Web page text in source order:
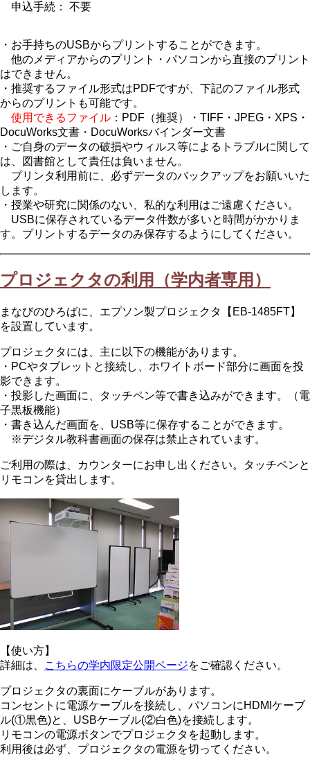
申込手続： 不要
・お手持ちのUSBからプリントすることができます。
他のメディアからのプリント・パソコンから直接のプリント
はできません。
・推奨するファイル形式はPDFですが、下記のファイル形式
からのプリントも可能です。
使用できるファイル ：PDF（推奨）・TIFF・JPEG・XPS・
DocuWorks文書・DocuWorksバインダー文書
・ご自身のデータの破損やウィルス等によるトラブルに関して
は、図書館として責任は負いません。
プリンタ利用前に、必ずデータのバックアップをお願いいた
します。
・授業や研究に関係のない、私的な利用はご遠慮ください。
USBに保存されているデータ件数が多いと時間がかかりま
す。プリントするデータのみ保存するようにしてください。
プロジェクタの利用（学内者専用）
まなびのひろばに、エプソン製プロジェクタ【EB-1485FT】
を設置しています。
プロジェクタには、主に以下の機能があります。
・PCやタブレットと接続し、ホワイトボード部分に画面を投
影できます。
・投影した画面に、タッチペン等で書き込みができます。（電
子黒板機能）
・書き込んだ画面を、USB等に保存することができます。
※デジタル教科書画面の保存は禁止されています。
ご利用の際は、カウンターにお申し出ください。タッチペンと
リモコンを貸出します。
【使い方】
詳細は、
こちらの学内限定公開ページをご確認ください。
プロジェクタの裏面にケーブルがあります。
コンセントに電源ケーブルを接続し、パソコンにHDMIケーブ
ル(①黒色)と、USBケーブル(②白色)を接続します。
リモコンの電源ボタンでプロジェクタを起動します。
利用後は必ず、プロジェクタの電源を切ってください。